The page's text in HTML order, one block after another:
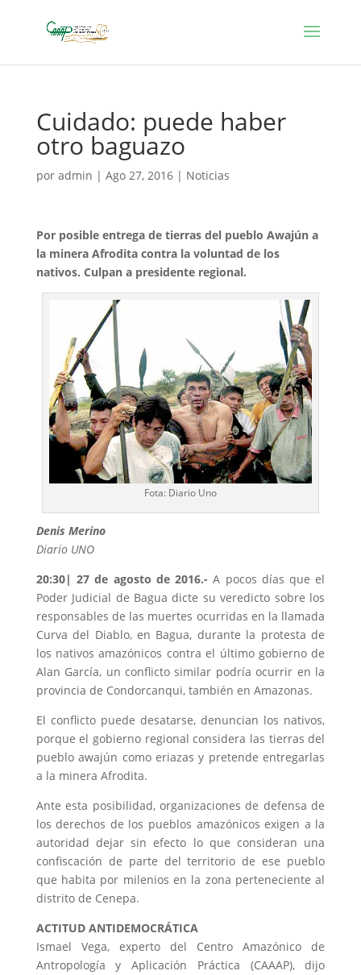
Cuidado: puede haber
otro baguazo
por admin | Ago 27, 2016| Noticias
Por posible entrega de tierras del pueblo Awajún a
la minera Afrodita contra la voluntad de los
nativos. Culpan a presidente regional.
Fota: Diario Uno
Denis Merino
Diario UNO
20:30|27 de agosto de 2016.-A pocos días que el
Poder Judicial de Bagua dicte su veredicto sobre los
responsables de las muertes ocurridas en la llamada
Curva del Diablo, en Bagua, durante la protesta de
los nativos amazónicos contra el último gobierno de
Alan García, un conflicto similar podría ocurrir en la
provincia de Condorcanqui, también en Amazonas.
El conflicto puede desatarse, denuncian los nativos,
porque el gobierno regional considera las tierras del
pueblo awajún como eriazas y pretende entregarlas
a la minera Afrodita.
Ante esta posibilidad, organizaciones de defensa de
los derechos de los pueblos amazónicos exigen a la
autoridad dejar sin efecto lo que consideran una
confiscación de parte del territorio de ese pueblo
que habita por milenios en la zona perteneciente al
distrito de Cenepa.
ACTITUD ANTIDEMOCRÁTICA
Ismael Vega, experto del Centro Amazónico de
Antropología y Aplicación Práctica (CAAAP), dijo